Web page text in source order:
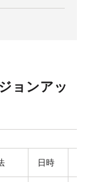
ョンアッ
日時